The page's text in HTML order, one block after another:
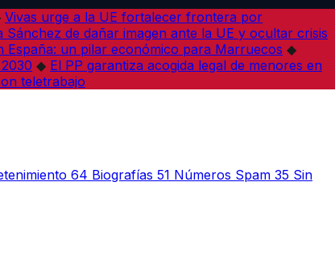
Vivas urge a la UE fortalecer frontera por
Sánchez de dañar imagen ante la UE y ocultar crisis
España: un pilar económico para Marruecos ◆
◆ El PP garantiza acogida legal de menores en
teletrabajo
64 Biografías 51 Números Spam 35 Sin